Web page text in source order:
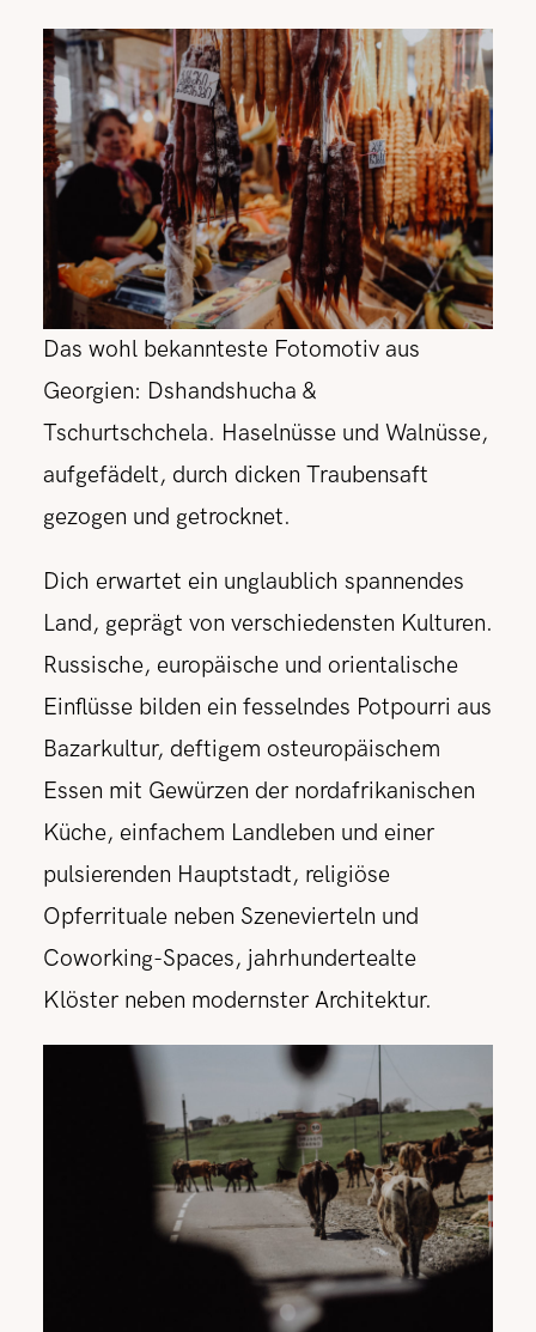
Das wohl bekannteste Fotomotiv aus
Georgien: Dshandshucha &
Tschurtschchela. Haselnüsse und Walnüsse,
aufgefädelt, durch dicken Traubensaft
gezogen und getrocknet.
Dich erwartet ein unglaublich spannendes
Land, geprägt von verschiedensten Kulturen.
Russische, europäische und orientalische
Einflüsse bilden ein fesselndes Potpourri aus
Bazarkultur, deftigem osteuropäischem
Essen mit Gewürzen der nordafrikanischen
Küche, einfachem Landleben und einer
pulsierenden Hauptstadt, religiöse
Opferrituale neben Szenevierteln und
Coworking-Spaces, jahrhundertealte
Klöster neben modernster Architektur.